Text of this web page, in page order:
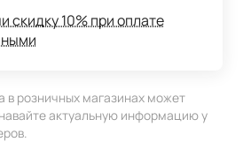
скидку 10% при оплате
в розничных магазинах может
актуальную информацию у